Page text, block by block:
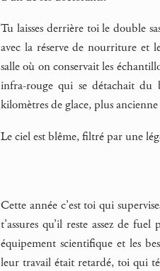
Tu laisses derrière toi le double
avec la réserve de nourriture et
salle où on conservait les
infra-rouge qui se détachait du
kilomètres de glace, plus
Le ciel est blême, filtré par une
Cette année c’est toi qui
t’assures qu’il reste assez de
équipement scientifique et les
leur travail était retardé, toi qui